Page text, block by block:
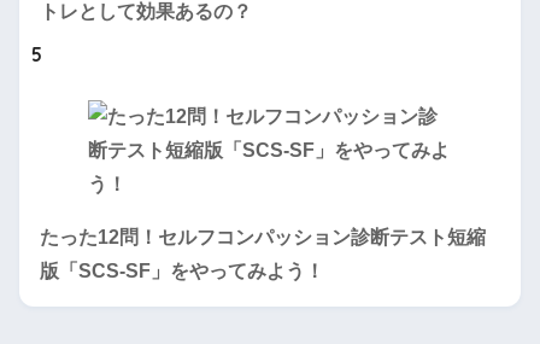
トレとして効果あるの？
5
たった12問！セルフコンパッション診断テスト短縮
版「SCS-SF」をやってみよう！